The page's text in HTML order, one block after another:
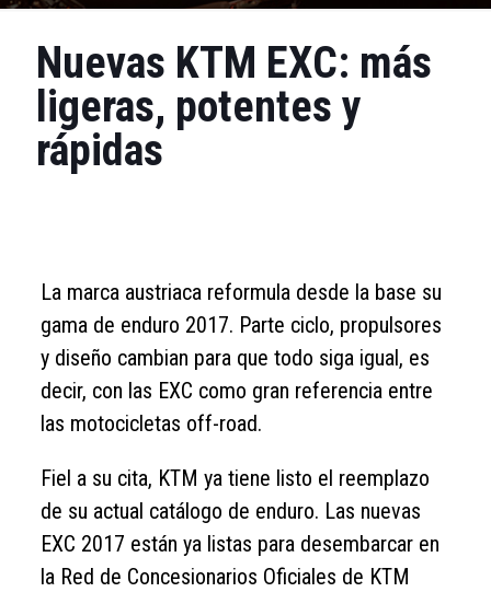
Nuevas KTM EXC: más
ligeras, potentes y
rápidas
La marca austriaca reformula desde la base su
gama de enduro 2017. Parte ciclo, propulsores
y diseño cambian para que todo siga igual, es
decir, con las EXC como gran referencia entre
las motocicletas off-road.
Fiel a su cita, KTM ya tiene listo el reemplazo
de su actual catálogo de enduro. Las nuevas
EXC 2017 están ya listas para desembarcar en
la Red de Concesionarios Oficiales de KTM